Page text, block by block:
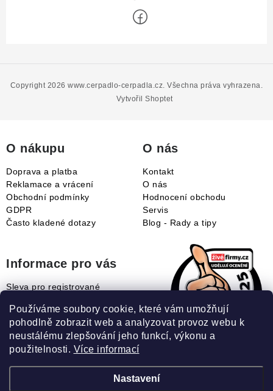
Používáme soubory cookie, které vám umožňují
pohodlně zobrazit web a analyzovat provoz webu k
neustálému zlepšování jeho funkcí, výkonu a
použitelnosti. Více informací
Nastavení
Vytvořil Shoptet
Copyright 2026www.cerpadlo-cerpadla.cz. Všechna práva vyhrazena.
O nákupu
Doprava a platba
Reklamace a vrácení
Obchodní podmínky
GDPR
Často kladené dotazy
O nás
Kontakt
O nás
Hodnocení obchodu
Servis
Blog - Rady a tipy
Informace pro vás
Sleva pro registrované
Jak uplatnit slevový kupón?
Jak nakupovat?
Slovník pojmů